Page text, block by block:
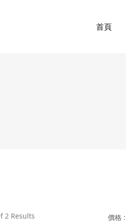
首頁
2 Results 價格 :